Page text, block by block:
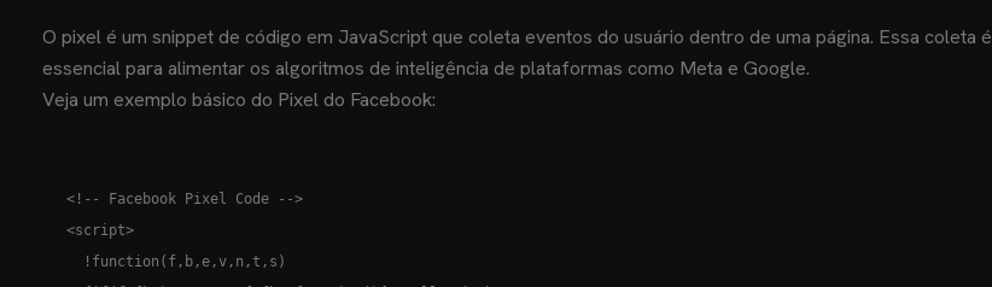
O pixel é um snippet de código em JavaScript que coleta eventos do usuário dentro de uma página. Essa coleta é
essencial para alimentar os algoritmos de inteligência de plataformas como Meta e Google.
Veja um exemplo básico do Pixel do Facebook:
<!-- Facebook Pixel Code -->
<script>